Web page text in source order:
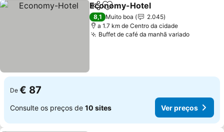
PartilharAdicionar aos favoritos
Economy-Hotel
8,1 Muito boa
2.045
a 1.7 km de Centro da cidade
Buffet de café da manhã variado
De € 87
Consulte os preços de 10 sites Ver preços